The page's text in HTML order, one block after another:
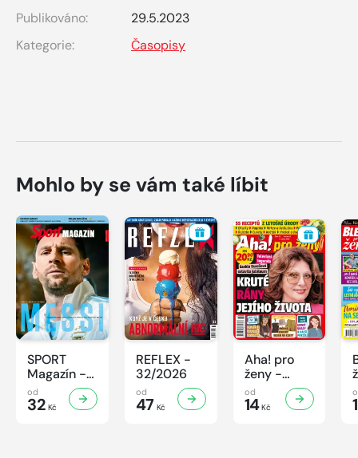
Publikováno:
29.5.2023
Kategorie:
Časopisy
Mohlo by se vám také líbit
SPORT
Magazín -
32/2026
od
32 Kč
REFLEX -
32/2026
od
47 Kč
Aha! pro
ženy -
32/2026
od
14Kč